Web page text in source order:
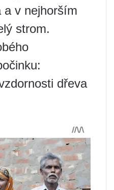
a v nejhorším
strom.
dřeva